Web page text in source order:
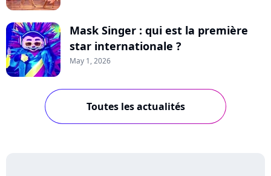
Mask Singer : qui est la première
star internationale ?
May 1, 2026
Toutes les actualités